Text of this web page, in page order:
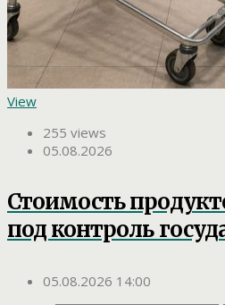
View
255 views
05.08.2026
Стоимость
под контроль
05.08.2026 14:00